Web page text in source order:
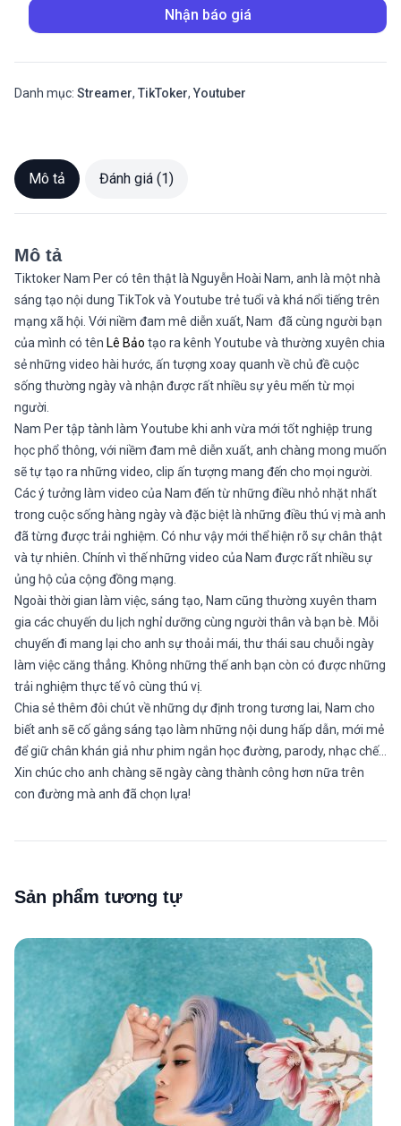
Nhận báo giá
Danh mục: Streamer, TikToker,Youtuber
Mô tả Đánh giá (1)
Mô tả
Tiktoker Nam Per có tên thật là Nguyễn Hoài Nam, anh là một nhà
sáng tạo nội dung TikTok và Youtube trẻ tuổi và khá nổi tiếng trên
mạng xã hội. Với niềm đam mê diễn xuất, Nam đã cùng người bạn
của mình có tên Lê Bảo tạo ra kênh Youtube và thường xuyên chia
sẻ những video hài hước, ấn tượng xoay quanh về chủ đề cuộc
sống thường ngày và nhận được rất nhiều sự yêu mến từ mọi
người.
Nam Per tập tành làm Youtube khi anh vừa mới tốt nghiệp trung
học phổ thông, với niềm đam mê diễn xuất, anh chàng mong muốn
sẽ tự tạo ra những video, clip ấn tượng mang đến cho mọi người.
Các ý tưởng làm video của Nam đến từ những điều nhỏ nhặt nhất
trong cuộc sống hàng ngày và đặc biệt là những điều thú vị mà anh
đã từng được trải nghiệm. Có như vậy mới thể hiện rõ sự chân thật
và tự nhiên. Chính vì thế những video của Nam được rất nhiều sự
ủng hộ của cộng đồng mạng.
Ngoài thời gian làm việc, sáng tạo, Nam cũng thường xuyên tham
gia các chuyến du lịch nghỉ dưỡng cùng người thân và bạn bè. Mỗi
chuyến đi mang lại cho anh sự thoải mái, thư thái sau chuỗi ngày
làm việc căng thẳng. Không những thế anh bạn còn có được những
trải nghiệm thực tế vô cùng thú vị.
Chia sẻ thêm đôi chút về những dự định trong tương lai, Nam cho
biết anh sẽ cố gắng sáng tạo làm những nội dung hấp dẫn, mới mẻ
để giữ chân khán giả như phim ngắn học đường, parody, nhạc chế…
Xin chúc cho anh chàng sẽ ngày càng thành công hơn nữa trên
con đường mà anh đã chọn lựa!
Sản phẩm tương tự